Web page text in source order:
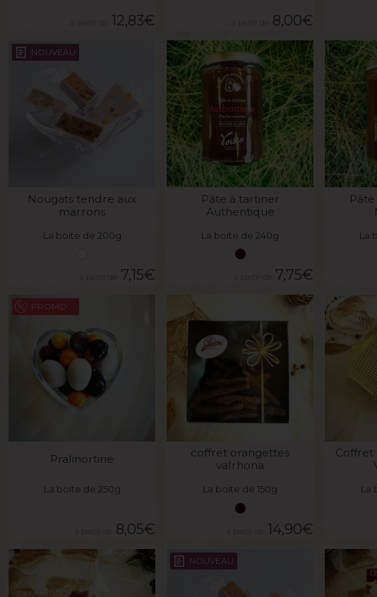
12,83€ 8,00€
NOUVEAU
Nougats tendre aux
marrons
La boite de 200g
7,15€
Pâte à tartiner
Authentique
La boite de 240g
7,75€
VOIR LE PRODUIT
La
PROMO
Pralinortine
La boite de 250g
8,05€
coffret orangettes
valrhona
La boite de 150g
14,90€
Coffret
La
NOUVEAU